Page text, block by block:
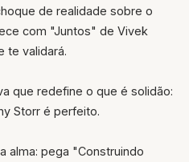
de realidade sobre o
com "Juntos" de Vivek
te validará.
que redefine o que é solidão:
Storr é perfeito.
alma: pega "Construindo